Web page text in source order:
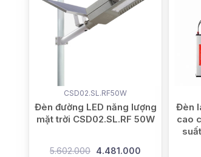
CSD02.SL.RF50W
Đèn đường LED năng lượng
mặt trời CSD02.SL.RF 50W
5.602.000 4.481.000
Đèn
cao